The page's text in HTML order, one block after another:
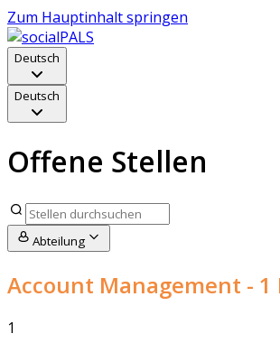
Zum Hauptinhalt springen
Deutsch
Deutsch
Offene Stellen
Abteilung
Account Management - 1
1